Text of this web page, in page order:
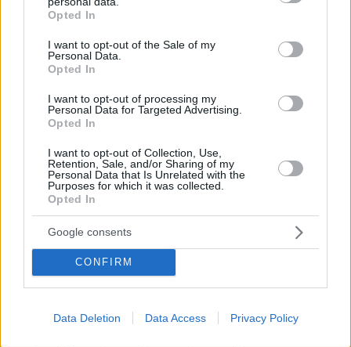
grant or deny consent to Google and its third-party tags to
use your data for below specified purposes in below Google
consent section.
Opted In
I want to opt-out of the Sale of my
Personal Data.
Opted In
I want to opt-out of processing my
Personal Data for Targeted Advertising.
Opted In
I want to opt-out of Collection, Use,
Retention, Sale, and/or Sharing of my
Personal Data that Is Unrelated with the
Purposes for which it was collected.
Opted In
Google consents
CONFIRM
Data Deletion Data Access Privacy Policy
κανει διασωσεις λαθρομεταναστων. Επισης τα λεφτα
που δινει στη τουρκια θα επρεπε να ηταν για τη
ναυλωση των αεροπλανων, για να γυρισουν πισω στις
χωρες τους και αν η τουρκια συνεχιζε να στελνει
ακομα στην Ελλαδα - Ευρωπη μεταναστες να την
καταδικαζε με οικονομικες κυρωσεις και με
εμπαργκο.
ΑΠΑΝΤΗΣΗ
nik the greek
09.04.2018, 08:06
Καλα ειστε με τα καλα σας?επρεπε ολοι οι Ελληνες
να ειμαστε με αυτα που λεει ο Καμμενος,αλλα
βεβαια,σε μερικους δεν φευγει η τουρκια απο μεσα
τους ,το θελουν το οθωμανικο δικαιο!!
ΑΠΑΝΤΗΣΗ
Η θάλασσα δεν έχει σύνορα